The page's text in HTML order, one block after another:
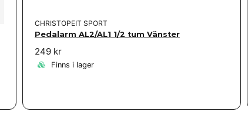
CHRISTOPEIT SPORT
Pedalarm AL2/AL1 1/2 tum Vänster
249 kr
Finns i lager